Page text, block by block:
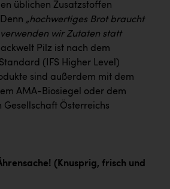
üblichen Zusatzstoffen
„hochwertiges Brot braucht
wir Zutaten statt
Pilz ist nach dem
(IFS Higher Level)
sind außerdem mit dem
AMA-Biosiegel oder dem
Gesellschaft Österreichs
(Knusprig, frisch und